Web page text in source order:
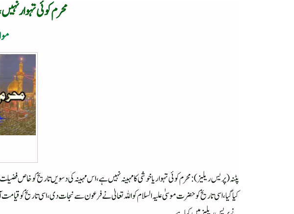
محرم کوئی تہوار
پٹنہ(پریس ریلیز): محرم کوئی تہواریا خوشی کا مہینہ نہیں ہے، اس مہینہ کی دسویں تاریخ کو خاص
کیا گیا،اسی تاریخ کو حضرت موسیٰ علیہ السلام کو اللہ تعالیٰ نے فرعون سے نجات دی، اسی تاریخ کو